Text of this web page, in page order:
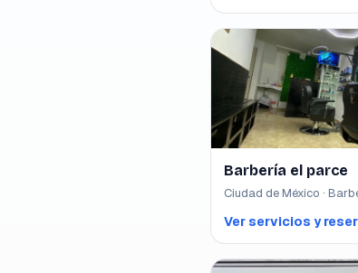
Barbería el parce
Ciudad de México ·
Ver servicios y